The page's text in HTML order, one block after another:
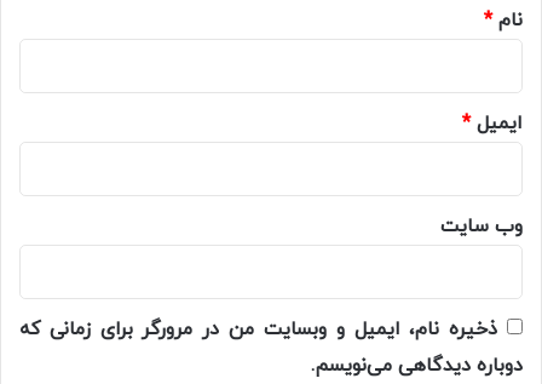
نام*
ایمیل*
وب‌ سایت
ذخیره نام، ایمیل و وبسایت من در مرورگر برای زمانی که
دوباره دیدگاهی می‌نویسم.